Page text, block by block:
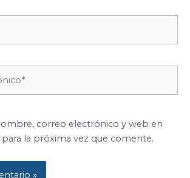
correo electrónico y web en
la próxima vez que comente.